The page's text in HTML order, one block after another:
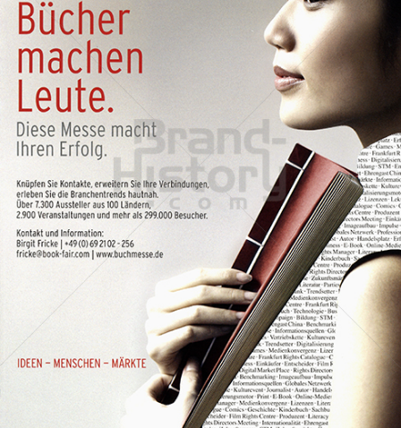
FRANKFURTER BUCHMESSE
FRANKFURTER BUCHMESSE Ausstellungs- und Messe GmbH
2009